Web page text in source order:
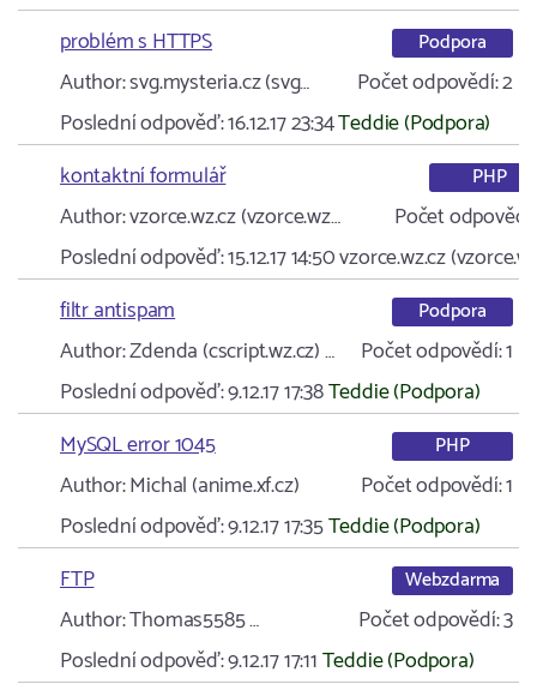
problém s HTTPS
Podpora
Author:svg.mysteria.cz (svg… Počet odpovědí:2
Poslední odpověď:16.12.17 23:34Teddie (Podpora)
kontaktní formulář
PHP
Author:vzorce.wz.cz (vzorce.wz… Počet odpovědí:
Poslední odpověď:15.12.17 14:50vzorce.wz.cz
filtr antispam
Podpora
Author:Zdenda (cscript.wz.cz) … Počet odpovědí:1
Poslední odpověď:9.12.17 17:38Teddie (Podpora)
MySQL error 1045
PHP
Author:Michal (anime.xf.cz) Počet odpovědí:1
Poslední odpověď:9.12.17 17:35Teddie (Podpora)
FTP
Webzdarma
Author:Thomas5585 … Počet odpovědí:3
Poslední odpověď:9.12.17 17:11Teddie (Podpora)